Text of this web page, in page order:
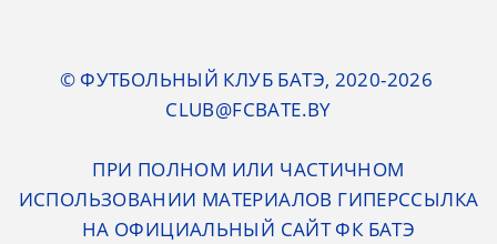
© ФУТБОЛЬНЫЙ КЛУБ БАТЭ, 2020-2026
CLUB@FCBATE.BY
ПРИ ПОЛНОМ ИЛИ ЧАСТИЧНОМ
ИСПОЛЬЗОВАНИИ МАТЕРИАЛОВ ГИПЕРССЫЛКА
НА ОФИЦИАЛЬНЫЙ САЙТ ФК БАТЭ